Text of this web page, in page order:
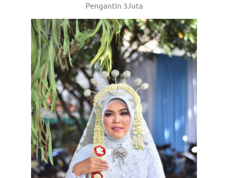
Pengantin 3Juta